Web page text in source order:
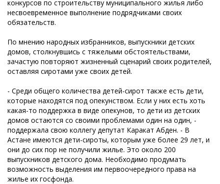
конкурсов по строительству муниципального жилья либо
несвоевременное выполнение подрядчиками своих
обязательств.
По мнению народных избранников, выпускники детских
домов, столкнувшись с тяжелыми обстоятельствами,
зачастую повторяют жизненный сценарий своих родителей,
оставляя сиротами уже своих детей.
- Среди общего количества детей-сирот также есть дети,
которые находятся под опекунством. Если у них есть хоть
какая-то поддержка в виде опекунов, то дети из детских
домов остаются со своими проблемами один на один, -
поддержала свою коллегу депутат Каракат Абден. - В
Астане имеются дети-сироты, которым уже более 29 лет, и
они до сих пор не получили жилье. Это около 200
выпускников детского дома. Необходимо продумать
возможность выделения им первоочередного права на
жилье их госфонда.